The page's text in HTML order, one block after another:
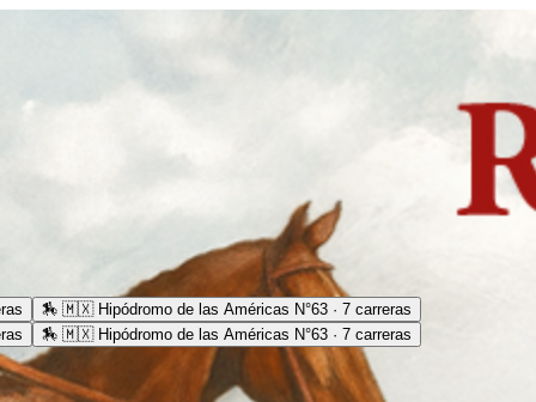
🏇 🇲🇽 Hipódromo de las Américas N°63 · 7 carreras
🏇 🇲🇽 Hipódromo de las Américas N°63 · 7 carreras